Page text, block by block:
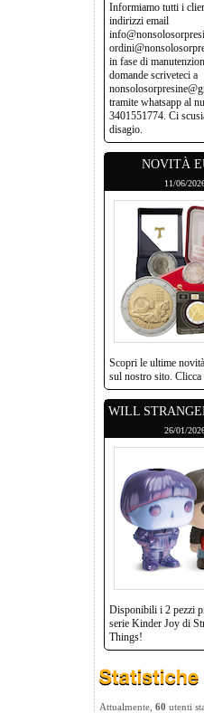
Informiamo tutti i
indirizzi email
in fase di
domande scriveteci a
tramite whatsapp al
3401551774. Ci
disagio.
NOVITÀ
11/06/
Scopri le ultime
sul nostro sito. Clicca
WILL
26/01/
Disponibili i 2 pezzi
serie Kinder Joy di
Things!
Attualmente, 60 utenti